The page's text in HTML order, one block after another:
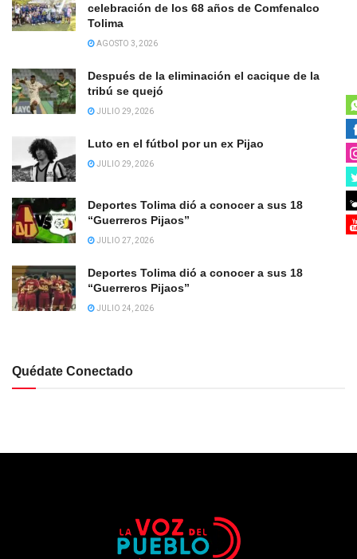
celebración de los 68 años de Comfenalco
Tolima
AGOSTO 3, 2026
Después de la eliminación el cacique de la
tribú se quejó
JULIO 29, 2026
Luto en el fútbol por un ex Pijao
JULIO 29, 2026
Deportes Tolima dió a conocer a sus 18
“Guerreros Pijaos”
JULIO 27, 2026
Deportes Tolima dió a conocer a sus 18
“Guerreros Pijaos”
JULIO 24, 2026
Quédate Conectado